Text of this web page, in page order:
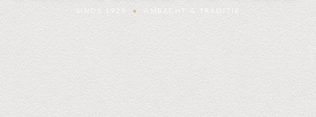
SINDS 1929 • AMBACHT & TRADITIE